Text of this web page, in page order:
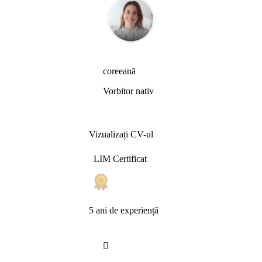
coreeană
Vorbitor nativ
Vizualizați CV-ul
LIM Certificat
5 ani de experiență
